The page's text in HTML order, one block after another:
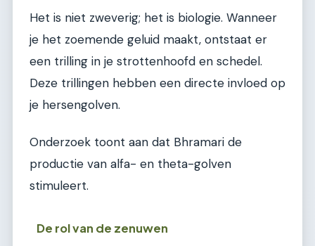
Het is niet zweverig; het is biologie. Wanneer
je het zoemende geluid maakt, ontstaat er
een trilling in je strottenhoofd en schedel.
Deze trillingen hebben een directe invloed op
je hersengolven.
Onderzoek toont aan dat Bhramari de
productie van alfa- en theta-golven
stimuleert.
De rol van de zenuwen